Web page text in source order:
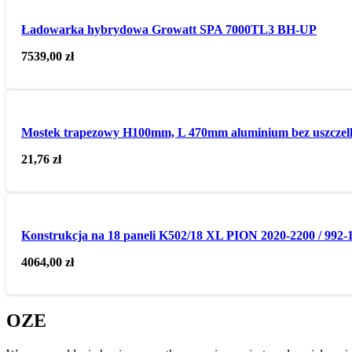
Ładowarka hybrydowa Growatt SPA 7000TL3 BH-UP
7539,00zł
Mostek trapezowy H100mm, L 470mm aluminium bez
21,76zł
Konstrukcja na 18 paneli K502/18 XL PION 2020-2200 / 992-
4064,00zł
OZE